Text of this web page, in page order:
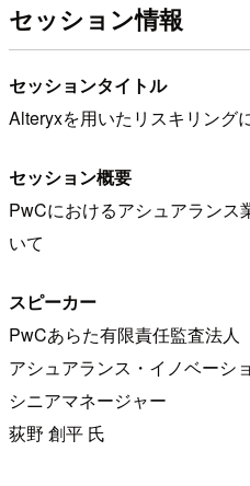
セッション情報
セッションタイトル
Alteryxを用いたリスキリング
セッション概要
PwCにおけるアシュアランス
いて
スピーカー
PwCあらた有限責任監査法人
アシュアランス・イノベーシ
シニアマネージャー
荻野 創平 氏